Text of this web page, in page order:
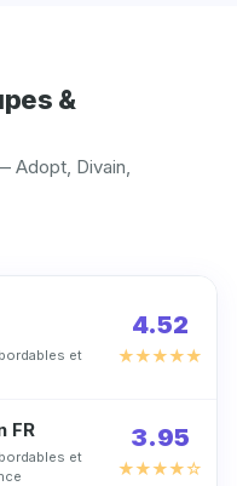
&
Adopt, Divain,
et
4.52
★★★★★
FR
et
3.95
★★★★☆